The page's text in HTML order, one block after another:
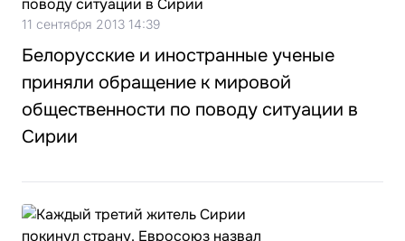
11 сентября 2013 14:39
Белорусские и иностранные ученые
приняли обращение к мировой
общественности по поводу ситуации в
Сирии